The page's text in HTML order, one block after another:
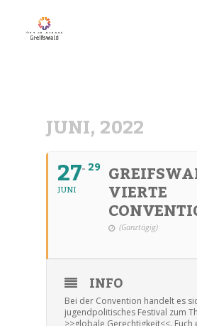
JUNI, 2022
27
JUNI
29
VIERTE
(Ganztägig)
INFO
Bei der Convention handelt es
jugendpolitisches Festival zum
>>globale Gerechtigkeit<<. Euch